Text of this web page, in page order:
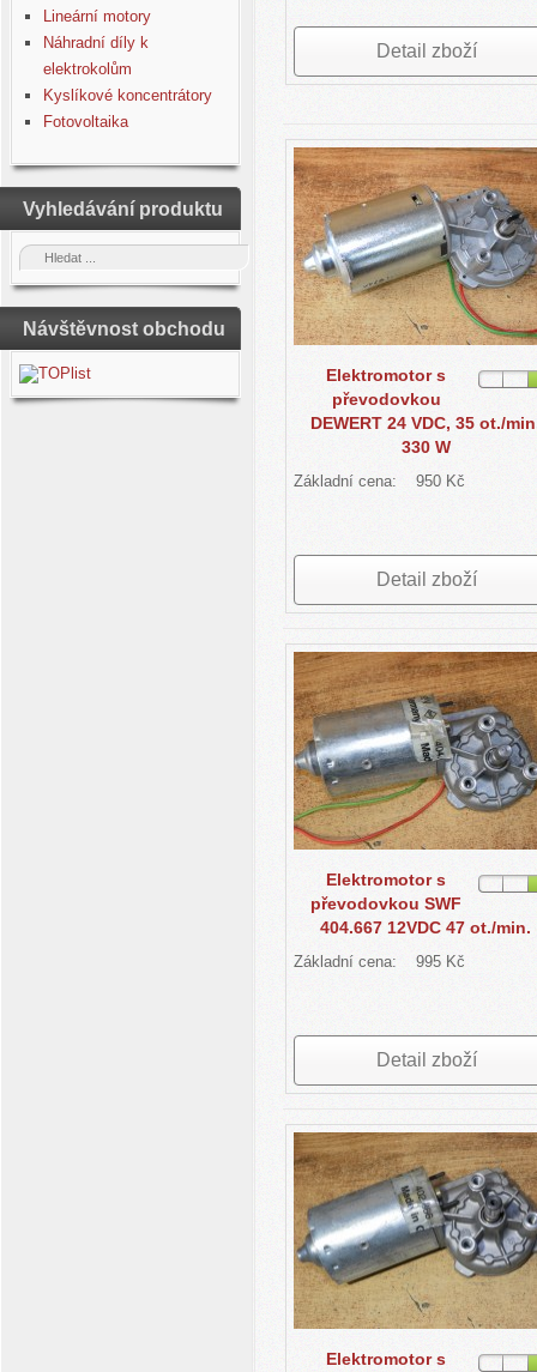
Lineární motory
Náhradní díly k
elektrokolům
Kyslíkové koncentrátory
Fotovoltaika
Vyhledávání produktu
Návštěvnost obchodu
Detail zboží
Elektromotor s
převodovkou
DEWERT 24 VDC, 35 ot./
330 W
Základní cena: 950 Kč
Detail zboží
Elektromotor s
převodovkou SWF
404.667 12VDC 47 ot./min.
Základní cena: 995 Kč
Detail zboží
Elektromotor s